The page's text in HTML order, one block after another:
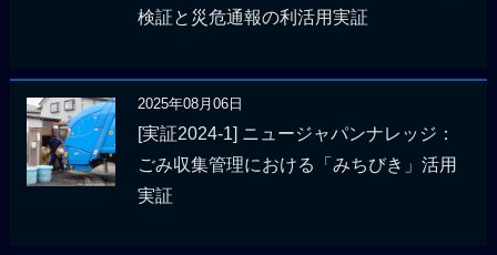
検証と災危通報の利活用実証
2025年08月06日
[実証2024-1] ニュージャパンナレッジ：
ごみ収集管理における「みちびき」活用
実証